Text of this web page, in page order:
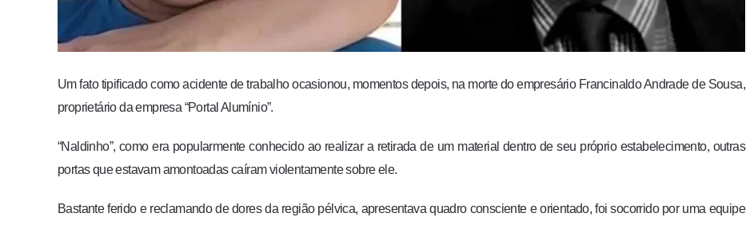
Um fato tipificado como acidente de trabalho ocasionou, momentos depois, na morte do empresário Francinaldo Andrade de Sousa,
proprietário da empresa “Portal Alumínio”.
“Naldinho”, como era popularmente conhecido ao realizar a retirada de um material dentro de seu próprio estabelecimento, outras
portas que estavam amontoadas caíram violentamente sobre ele.
Bastante ferido e reclamando de dores da região pélvica, apresentava quadro consciente e orientado, foi socorrido por uma equipe